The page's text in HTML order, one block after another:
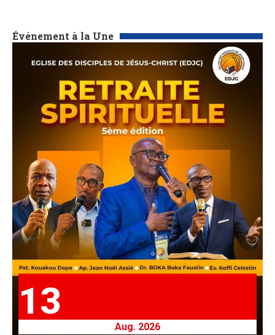
Événement à la Une
13
Aug. 2026